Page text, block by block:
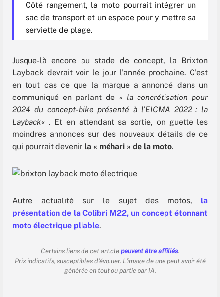
Côté rangement, la moto pourrait intégrer un
sac de transport et un espace pour y mettre sa
serviette de plage.
Jusque-là encore au stade de concept, la Brixton
Layback devrait voir le jour l’année prochaine. C’est
en tout cas ce que la marque a annoncé dans un
communiqué en parlant de « la concrétisation pour
2024 du concept-bike présenté à l’EICMA 2022 : la
Layback« . Et en attendant sa sortie, on guette les
moindres annonces sur des nouveaux détails de ce
qui pourrait devenir la « méhari » de la moto.
Autre actualité sur le sujet des motos, la
présentation de la Colibri M22, un concept étonnant
moto électrique pliable.
Certains liens de cet article peuvent être affiliés.
Prix indicatifs, susceptibles d'évoluer. L'image de une peut avoir été
générée en tout ou partie par IA.